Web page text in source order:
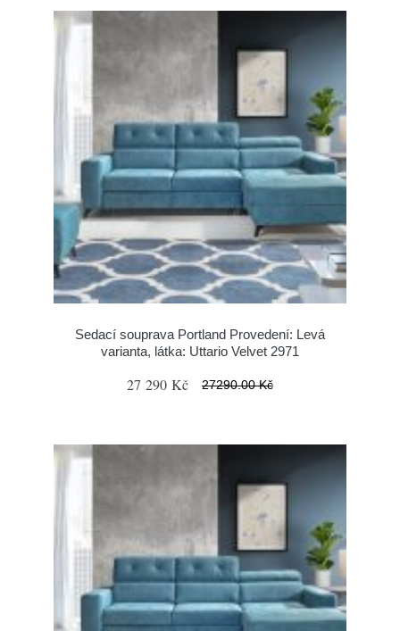
Sedací souprava Portland Provedení: Levá
varianta, látka: Uttario Velvet 2971
27 290 Kč 27290.00 Kč